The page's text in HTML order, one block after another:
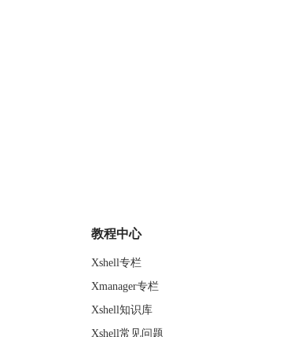
教程中心
Xshell专栏
Xmanager专栏
Xshell知识库
Xshell常见问题